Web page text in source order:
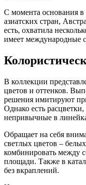
С момента основания
азиатских стран,
есть, охватила
имеет международные
В коллекции
цветов и оттенков.
решения имитируют
Однако есть
непривычные в
Обращает на себя
светлых цветов –
комбинировать между
площади. Также в
без вкраплений.